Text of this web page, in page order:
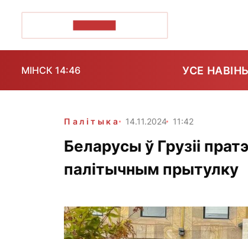
МІНСК 14:46 УСЕ
Палітыка 14.11.2024 11:42
Беларусы ў Грузіі
палітычным прытулку